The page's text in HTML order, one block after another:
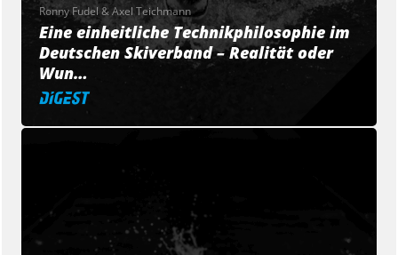
Ronny Fudel & Axel Teichmann
Eine einheitliche Technikphilosophie im
Deutschen Skiverband – Realität oder
Wun…